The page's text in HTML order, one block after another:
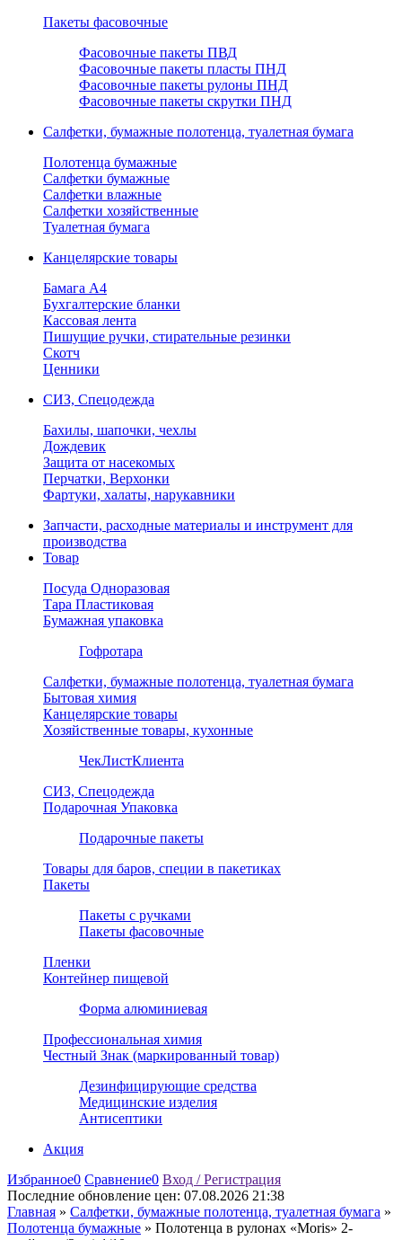
Пакеты фасовочные
Фасовочные пакеты ПВД
Фасовочные пакеты пласты ПНД
Фасовочные пакеты рулоны ПНД
Фасовочные пакеты скрутки ПНД
Салфетки, бумажные полотенца, туалетная бумага
Полотенца бумажные
Салфетки бумажные
Салфетки влажные
Салфетки хозяйственные
Туалетная бумага
Канцелярские товары
Бамага А4
Бухгалтерские бланки
Кассовая лента
Пишущие ручки, стирательные резинки
Скотч
Ценники
СИЗ, Спецодежда
Бахилы, шапочки, чехлы
Дождевик
Защита от насекомых
Перчатки, Верхонки
Фартуки, халаты, нарукавники
Запчасти, расходные материалы и инструмент для
производства
Товар
Посуда Одноразовая
Тара Пластиковая
Бумажная упаковка
Гофротара
Салфетки, бумажные полотенца, туалетная бумага
Бытовая химия
Канцелярские товары
Хозяйственные товары, кухонные
ЧекЛистКлиента
СИЗ, Спецодежда
Подарочная Упаковка
Подарочные пакеты
Товары для баров, специи в пакетиках
Пакеты
Пакеты с ручками
Пакеты фасовочные
Пленки
Контейнер пищевой
Форма алюминиевая
Профессиональная химия
Честный Знак (маркированный товар)
Дезинфицирующие средства
Медицинские изделия
Антисептики
Акция
Избранное0 Сравнение0 Вход / Регистрация
Последние обновление цен: 07.08.2026 21:38
Главная » Салфетки, бумажные полотенца, туалетная бумага »
Полотенца бумажные » Полотенца в рулонах «Moris» 2-